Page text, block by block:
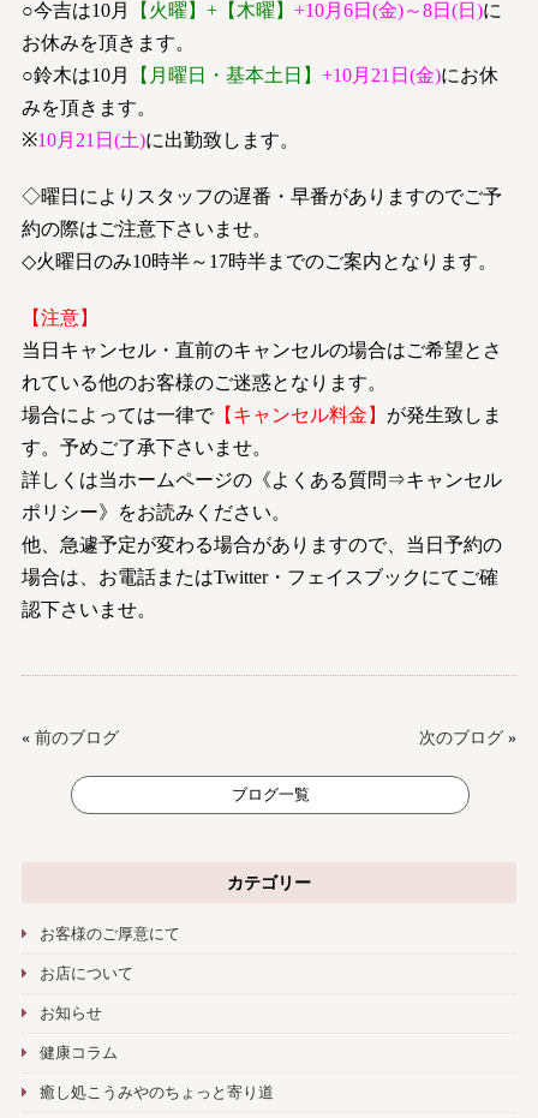
○今吉は10月
【火曜】+【木曜】 +10月6日(金)～8日(日)に
お休みを頂きます。
○鈴木は10月
【月曜日・基本土日】 +10月21日(金)にお休
みを頂きます。
※10月21日(土)に出勤致します。
◇曜日によりスタッフの遅番・早番がありますのでご予
約の際はご注意下さいませ。
◇火曜日のみ10時半～17時半までのご案内となります。
【注意】
当日キャンセル・直前のキャンセルの場合はご希望とさ
れている他のお客様のご迷惑となります。
場合によっては一律で【キャンセル料金】 が発生致しま
す。予めご了承下さいませ。
詳しくは当ホームページの《よくある質問⇒キャンセル
ポリシー》をお読みください。
他、急遽予定が変わる場合がありますので、当日予約の
場合は、お電話またはTwitter・フェイスブックにてご確
認下さいませ。
« 前のブログ 次のブログ »
ブログ一覧
カテゴリー
お客様のご厚意にて
お店について
お知らせ
健康コラム
癒し処こうみやのちょっと寄り道